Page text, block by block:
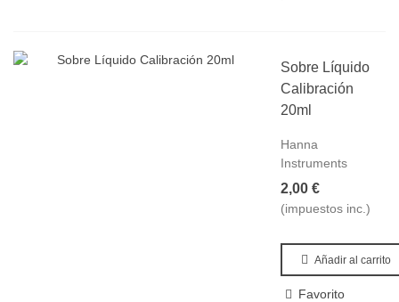
Sobre Líquido
Calibración
20ml
Hanna
Instruments
2,00 €
(impuestos inc.)
Añadir al carrito
Favorito